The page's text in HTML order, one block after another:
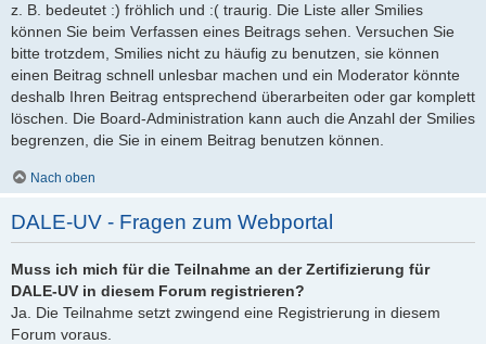
z. B. bedeutet :) fröhlich und :( traurig. Die Liste aller Smilies
können Sie beim Verfassen eines Beitrags sehen. Versuchen Sie
bitte trotzdem, Smilies nicht zu häufig zu benutzen, sie können
einen Beitrag schnell unlesbar machen und ein Moderator könnte
deshalb Ihren Beitrag entsprechend überarbeiten oder gar komplett
löschen. Die Board-Administration kann auch die Anzahl der Smilies
begrenzen, die Sie in einem Beitrag benutzen können.
Nach oben
DALE-UV - Fragen zum Webportal
Muss ich mich für die Teilnahme an der Zertifizierung für
DALE-UV in diesem Forum registrieren?
Ja. Die Teilnahme setzt zwingend eine Registrierung in diesem
Forum voraus.